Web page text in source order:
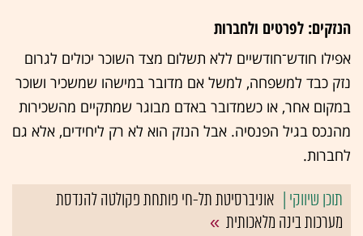
הנזקים: לפרטים ולחברות
אפילו חודש־חודשיים ללא תשלום מצד השוכר יכולים לגרום
נזק כבד למשפחה, למשל אם מדובר במישהו שמשכיר ושוכר
במקום אחר, או כשמדובר באדם מבוגר שמתקיים מהשכירות
מהנכס בגיל הפנסיה. אבל הנזק הוא לא רק ליחידים, אלא גם
לחברות.
אוניברסיטת תל-חי פותחת פקולטה להנדסת
מערכות בינה מלאכותית